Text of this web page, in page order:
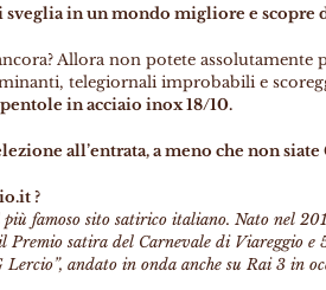
sveglia in un mondo migliore e scopre
Allora non potete assolutamente
telegiornali improbabili e
in acciaio inox 18/10.
all’entrata, a meno che non
?
famoso sito satirico italiano. Nato nel
Premio satira del Carnevale di Viareggio e
andato in onda anche su Rai 3 in